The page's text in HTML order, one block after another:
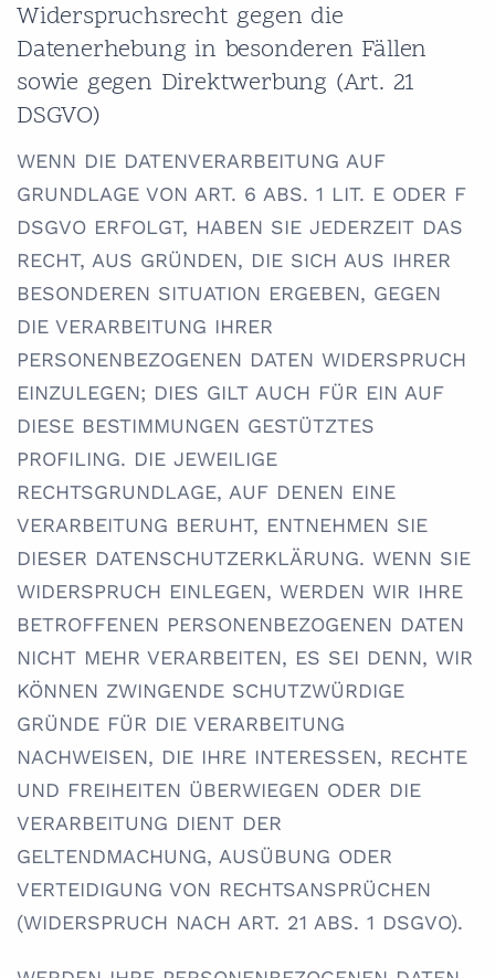
Widerspruchsrecht gegen die
Datenerhebung in besonderen Fällen
sowie gegen Direktwerbung (Art. 21
DSGVO)
WENN DIE DATENVERARBEITUNG AUF
GRUNDLAGE VON ART. 6 ABS. 1 LIT. E ODER F
DSGVO ERFOLGT, HABEN SIE JEDERZEIT DAS
RECHT, AUS GRÜNDEN, DIE SICH AUS IHRER
BESONDEREN SITUATION ERGEBEN, GEGEN
DIE VERARBEITUNG IHRER
PERSONENBEZOGENEN DATEN WIDERSPRUCH
EINZULEGEN; DIES GILT AUCH FÜR EIN AUF
DIESE BESTIMMUNGEN GESTÜTZTES
PROFILING. DIE JEWEILIGE
RECHTSGRUNDLAGE, AUF DENEN EINE
VERARBEITUNG BERUHT, ENTNEHMEN SIE
DIESER DATENSCHUTZERKLÄRUNG. WENN SIE
WIDERSPRUCH EINLEGEN, WERDEN WIR IHRE
BETROFFENEN PERSONENBEZOGENEN DATEN
NICHT MEHR VERARBEITEN, ES SEI DENN, WIR
KÖNNEN ZWINGENDE SCHUTZWÜRDIGE
GRÜNDE FÜR DIE VERARBEITUNG
NACHWEISEN, DIE IHRE INTERESSEN, RECHTE
UND FREIHEITEN ÜBERWIEGEN ODER DIE
VERARBEITUNG DIENT DER
GELTENDMACHUNG, AUSÜBUNG ODER
VERTEIDIGUNG VON RECHTSANSPRÜCHEN
(WIDERSPRUCH NACH ART. 21 ABS. 1 DSGVO).